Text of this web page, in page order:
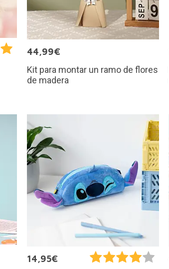
44,99€
Kit para montar un ramo de flores
de madera
14,95€